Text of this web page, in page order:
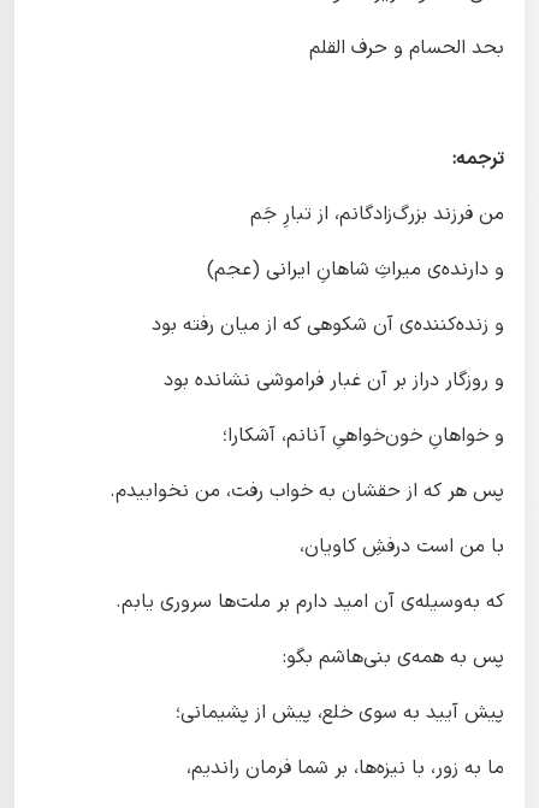
بحد الحسام و حرف القلم
ترجمه:
من فرزند بزرگ‌زادگانم، از تبارِ جَم
و دارنده‌ی میراثِ شاهانِ ایرانی (عجم)
و زنده‌کننده‌ی آن شکوهی که از میان رفته بود
و روزگار دراز بر آن غبار فراموشی نشانده بود
و خواهانِ خون‌خواهیِ آنانم، آشکارا؛
پس هر که از حقشان به خواب رفت، من نخوابیدم.
با من است درفشِ کاویان،
که به‌وسیله‌ی آن امید دارم بر ملت‌ها سروری یابم.
پس به همه‌ی بنی‌هاشم بگو:
پیش آیید به سوی خلع، پیش از پشیمانی؛
ما به زور، با نیزه‌ها، بر شما فرمان راندیم،